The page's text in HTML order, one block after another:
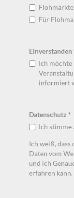
Flohmärkte
Für
Einverstanden
Ich
informiert
Datenschutz *
Ich stimme
Ich weiß, dass
Daten vom
und ich
erfahren kann.